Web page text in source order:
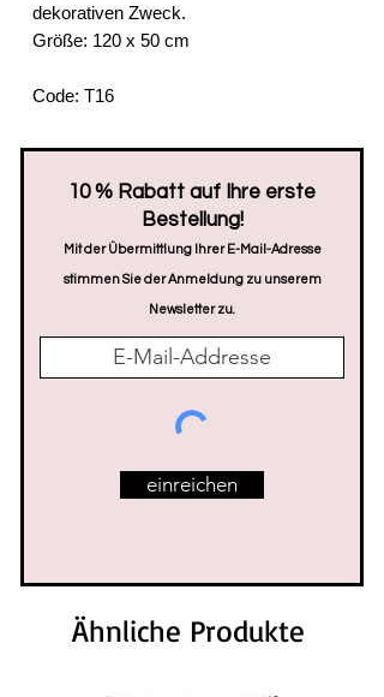
dekorativen Zweck.
Größe: 120 x 50 cm
Code: T16
​10 % Rabatt auf Ihre erste
Bestellung!
Mit der Übermittlung Ihrer E-Mail-Adresse
stimmen Sie der Anmeldung zu unserem
Newsletter zu.
einreichen
Ähnliche Produkte